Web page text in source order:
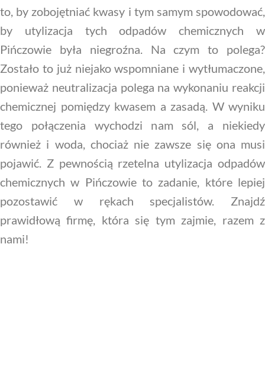
to, by zobojętniać kwasy i tym samym spowodować,
by utylizacja tych odpadów chemicznych w
Pińczowie była niegroźna. Na czym to polega?
Zostało to już niejako wspomniane i wytłumaczone,
ponieważ neutralizacja polega na wykonaniu reakcji
chemicznej pomiędzy kwasem a zasadą. W wyniku
tego połączenia wychodzi nam sól, a niekiedy
również i woda, chociaż nie zawsze się ona musi
pojawić. Z pewnością rzetelna utylizacja odpadów
chemicznych w Pińczowie to zadanie, które lepiej
pozostawić w rękach specjalistów. Znajdź
prawidłową firmę, która się tym zajmie, razem z
nami!